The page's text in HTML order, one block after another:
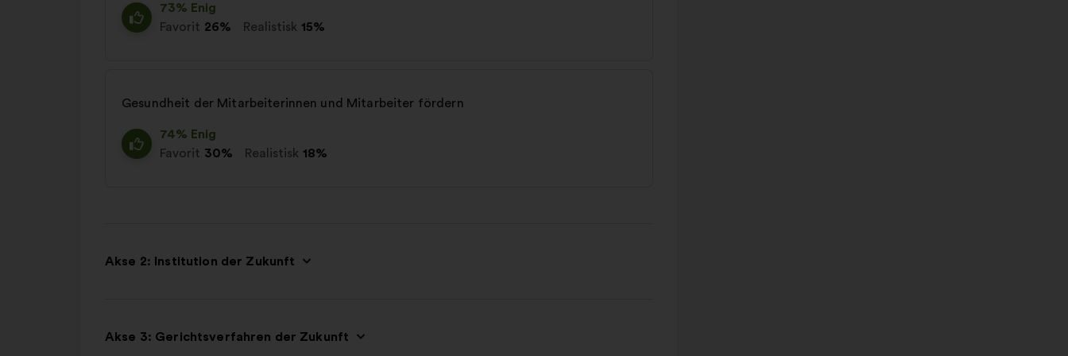
73% Enig
Favorit 26% Realistisk 15%
Gesundheit der Mitarbeiterinnen und Mitarbeiter fördern
74% Enig
Favorit 30% Realistisk 18%
Akse 2: Institution der Zukunft
Akse 3: Gerichtsverfahren der Zukunft